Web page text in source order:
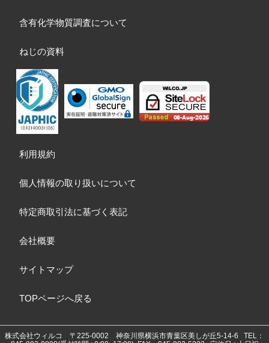
含有化学物質調査について
ねじの資料
利用規約
個人情報の取り扱いについて
特定商取引法に基づく表記
会社概要
サイトマップ
TOPページへ戻る
株式会社ウィルコ 〒225-0002 神奈川県横浜市青葉区美しが丘5-14-6
TEL：